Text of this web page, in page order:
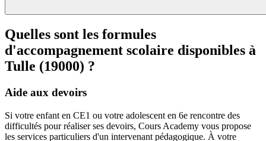
Quelles sont les formules
d'accompagnement scolaire disponibles à
Tulle (19000) ?
Aide aux devoirs
Si votre enfant en CE1 ou votre adolescent en 6e rencontre des
difficultés pour réaliser ses devoirs, Cours Academy vous propose
les services particuliers d'un intervenant pédagogique. À votre